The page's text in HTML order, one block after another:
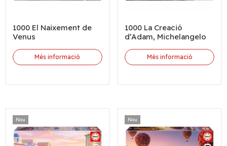
1000 El Naixement de
Venus
Més informació
1000 La Creació
d’Adam, Michelangelo
Més informació
Nou Nou